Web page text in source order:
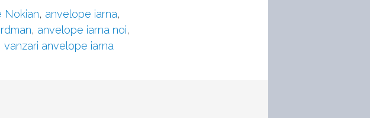
Nokian, anvelope iarna,
, anvelope iarna noi,
vanzari anvelope iarna